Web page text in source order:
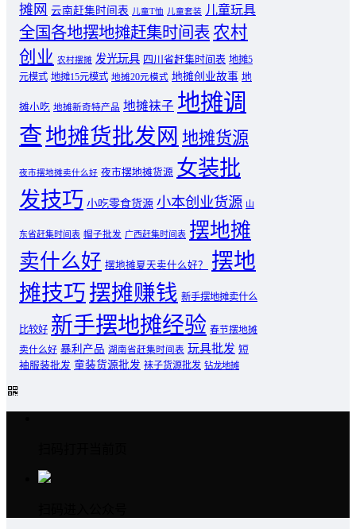
摊网 云南赶集时间表 儿童T恤 儿童套装 儿童玩具
全国各地摆地摊赶集时间表 农村
创业 农村摆摊 发光玩具 四川省赶集时间表 地摊5
元模式 地摊15元模式 地摊20元模式 地摊创业故事 地
摊小吃 地摊新奇特产品 地摊袜子 地摊调
查地摊货批发网 地摊货源
夜市摆地摊卖什么好 夜市摆地摊货源 女装批
发技巧 小吃零食货源 小本创业货源 山
东省赶集时间表 帽子批发 广西赶集时间表 摆地摊
卖什么好 摆地摊夏天卖什么好？
摆地
摊技巧摆摊赚钱 新手摆地摊卖什么
比较好 新手摆地摊经验 春节摆地摊
卖什么好 暴利产品 湖南省赶集时间表 玩具批发 短
袖服装批发 童装货源批发 袜子货源批发 钻龙地摊